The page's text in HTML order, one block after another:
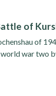
of
of
war two